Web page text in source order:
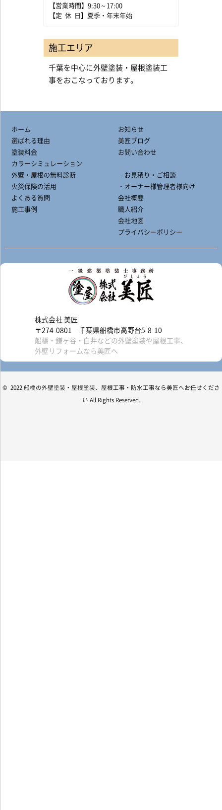
【営業時間】9:30～17:00
【定 休 日】夏季・年末年始
施工エリア
千葉を中心に外壁塗装・屋根塗装工
事をおこなっております。
ホーム
選ばれる理由
塗装料金
カラーシミュレーション
外壁・屋根の無料診断
火災保険の活用
よくある質問
施工事例
お知らせ
美匠ブログ
お問い合わせ
‐お見積り・ご相談
‐オーナー様管理者様向け
会社概要
職人紹介
会社地図
プライバシーポリシー
株式会社 美匠
〒274-0801 千葉県船橋市高野台5-8-10
船橋・鎌ヶ谷・白井などの外壁塗装や屋根工事、
外壁リフォームなら美匠へ
© 2022 船橋の外壁塗装・屋根塗装、屋根工事・防水工事なら美匠へお任せくださ
い All Rights Reserved.